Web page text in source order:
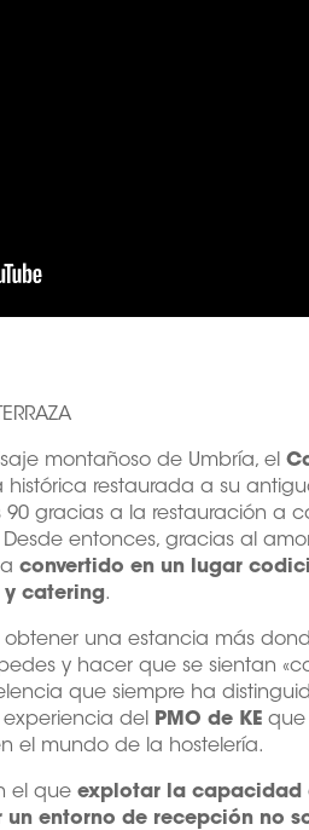
montañoso de Umbría, el
histórica restaurada a su
gracias a la restauración a
entonces, gracias al
convertido en un lugar
y catering.
obtener una estancia más
y hacer que se sientan
que siempre ha
del
PMO de KE que
el mundo de la hostelería.
el que explotar la capacidad
entorno de recepción no